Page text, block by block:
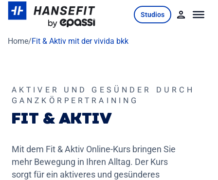
Studios
Home/Fit & Aktiv mit der vivida bkk
AKTIVER UND GESÜNDER DURCH
GANZKÖRPERTRAINING
FIT & AKTIV
Mit dem Fit & Aktiv Online-Kurs bringen Sie
mehr Bewegung in Ihren Alltag. Der Kurs
sorgt für ein aktiveres und gesünderes